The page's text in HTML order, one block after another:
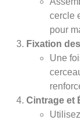
cercle
pour
Fixation
Une
Cintrage et